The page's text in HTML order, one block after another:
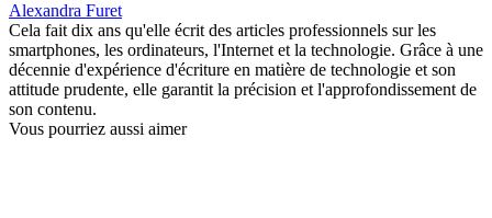
Alexandra Furet
Cela fait dix ans qu'elle écrit des articles professionnels sur les
smartphones, les ordinateurs, l'Internet et la technologie. Grâce à une
décennie d'expérience d'écriture en matière de technologie et son
attitude prudente, elle garantit la précision et l'approfondissement de
son contenu.
Vous pourriez aussi aimer